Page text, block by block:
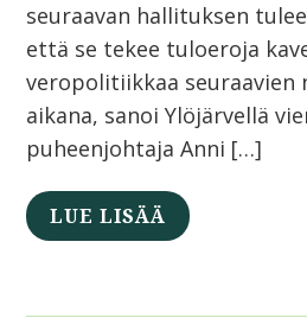
seuraavan hallituksen
että se tekee tuloeroja
veropolitiikkaa seuraavien
aikana, sanoi Ylöjärvellä
puheenjohtaja Anni […]
LUE LISÄÄ